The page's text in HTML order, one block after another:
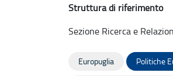
Struttura di riferimento
Sezione Ricerca e
Europuglia Politiche